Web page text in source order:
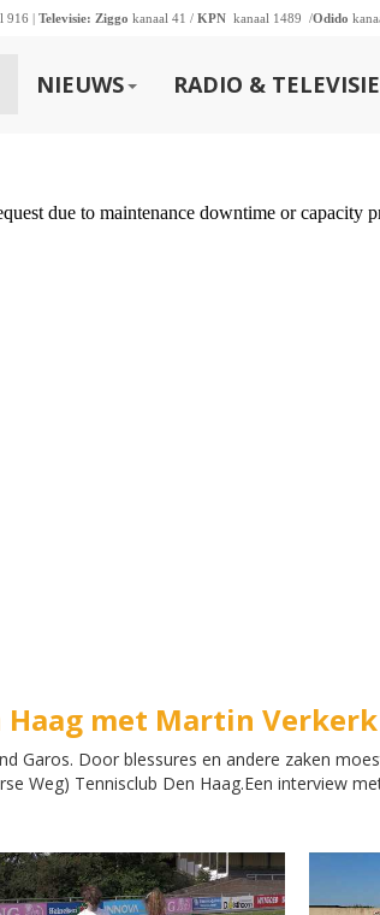
916 | Televisie: Ziggo kanaal 41 / KPN kanaal 1489 /Odido
NIEUWS RADIO & TELEVISIE
Haag met Martin
Garos. Door blessures en andere zaken
Weg) Tennisclub Den Haag.Een interview